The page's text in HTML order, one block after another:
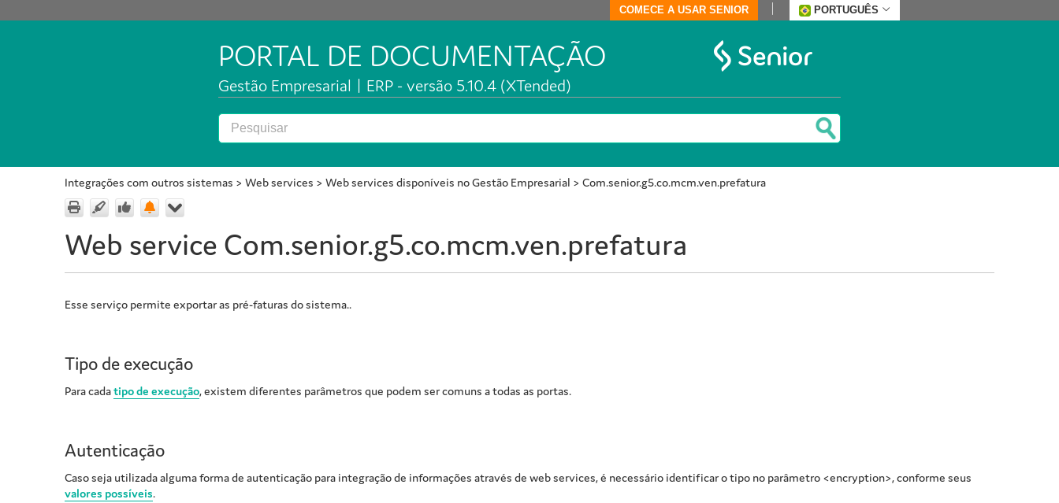
COMECE A USAR SENIOR PORTUGUÊS
PORTAL DE DOCUMENTAÇÃO
Gestão Empresarial | ERP - versão 5.10.4 (XTended)
Integrações com outros sistemas > Web services > Web services disponíveis no Gestão Empresarial > Com.senior.g5.co.mcm.ven.prefatura
Web service Com.senior.g5.co.mcm.ven.prefatura
Esse serviço permite exportar as pré-faturas do sistema..
Tipo de execução
Para cadatipo de execução, existem diferentes parâmetros que podem ser comuns a todas as portas.
Autenticação
Caso seja utilizada alguma forma de autenticação para integração de informações através de web services, é necessário identificar o tipo no parâmetro <encryption>, conforme seus
valores possíveis.